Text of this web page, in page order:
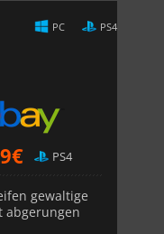
PC PS4
€ PS4
gewaltige
abgerungen